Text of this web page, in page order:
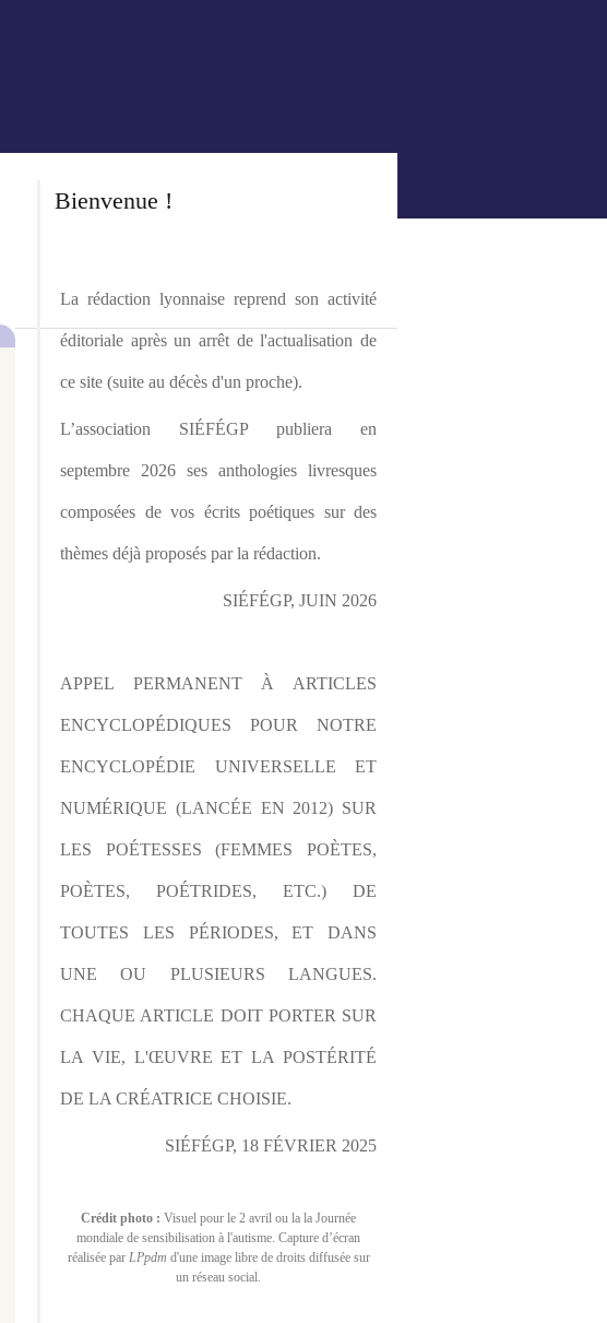
Bienvenue !
La rédaction lyonnaise reprend son activité
éditoriale après un arrêt de l'actualisation de
ce site (suite au décès d'un proche).
L’association SIÉFÉGP publiera en
septembre 2026 ses anthologies livresques
composées de vos écrits poétiques sur des
thèmes déjà proposés par la rédaction.
SIÉFÉGP, JUIN 2026
APPEL PERMANENT À ARTICLES
ENCYCLOPÉDIQUES POUR NOTRE
ENCYCLOPÉDIE UNIVERSELLE ET
NUMÉRIQUE (LANCÉE EN 2012) SUR
LES POÉTESSES (FEMMES POÈTES,
POÈTES, POÉTRIDES, ETC.) DE
TOUTES LES PÉRIODES, ET DANS
UNE OU PLUSIEURS LANGUES.
CHAQUE ARTICLE DOIT PORTER SUR
LA VIE, L'ŒUVRE ET LA POSTÉRITÉ
DE LA CRÉATRICE CHOISIE.
SIÉFÉGP, 18 FÉVRIER 2025
Crédit photo : Visuel pour le 2 avril ou la la Journée
mondiale de sensibilisation à l'autisme. Capture d’écran
réalisée par LPpdm d'une image libre de droits diffusée sur
un réseau social.